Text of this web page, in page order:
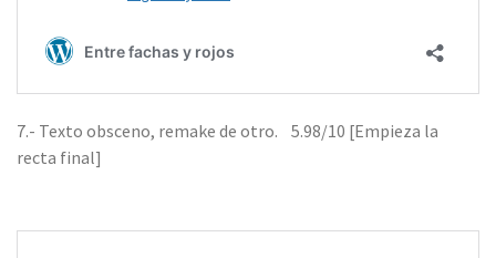
7.- Texto obsceno, remake de otro. 5.98/10 [Empieza la
recta final]